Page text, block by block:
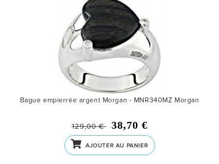
Bague empierrée argent Morgan - MNR340MZ Morgan
129,00 € 38,70 €
AJOUTER AU PANIER